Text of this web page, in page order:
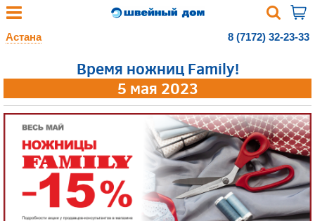
Астана 8 (7172) 32-23-33
Время ножниц Family!
5 мая 2023